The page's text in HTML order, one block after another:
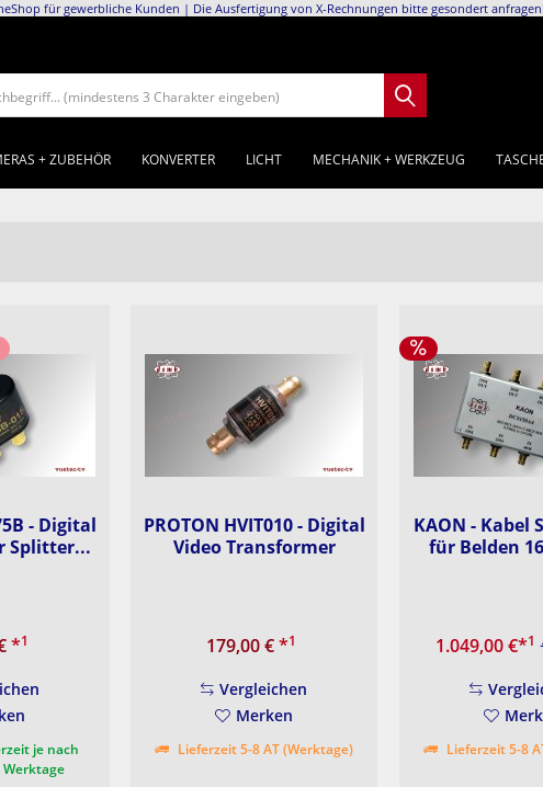
für gewerbliche Kunden | Die Ausfertigung von X-Rechnungen bitte gesondert anfragen!
(mindestens 3 Charakter eingeben)
+ ZUBEHÖR KONVERTER LICHT MECHANIK + WERKZEUG
- Digital
Splitter...
*1
je nach
Werktage
PROTON HVIT010 - Digital
Video Transformer
179,00 €*1
Vergleichen
Merken
Lieferzeit 5-8 AT (Werktage)
KAON - Kabel
für Belden
1.049,00 €*1
Lieferzeit 5-8